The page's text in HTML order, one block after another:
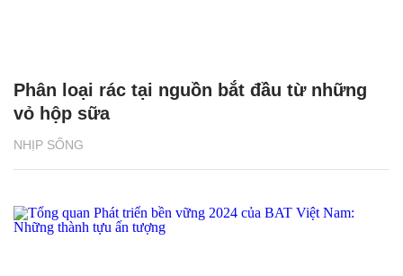
NHỊP SỐNG
Phân loại rác tại nguồn bắt đầu từ những
vỏ hộp sữa